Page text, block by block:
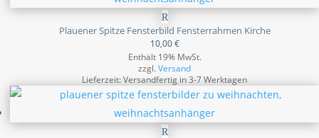
Plauener Spitze Fensterbild Fensterrahmen Kirche
10,00€
Enthält 19% MwSt.
zzgl.Versand
Lieferzeit: Versandfertig in 3-7 Werktagen